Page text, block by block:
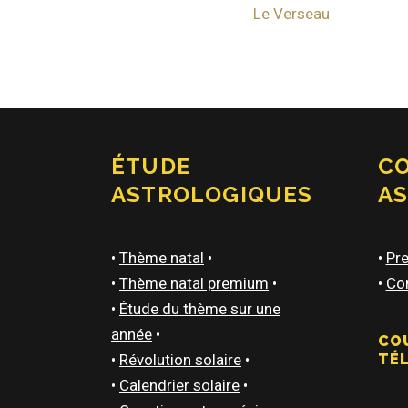
Le Verseau
ÉTUDE
ASTROLOGIQUES
• Thème natal •
• Thème natal premium •
• Étude du thème sur une
année •
• Révolution solaire •
• Calendrier solaire •
•
•